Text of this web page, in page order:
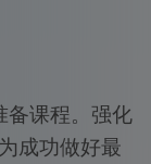
备课程。强化
成功做好最